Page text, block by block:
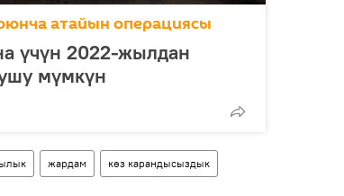
атайын операциясы
үчүн 2022-жылдан
мүмкүн
жардам көз карандысыздык